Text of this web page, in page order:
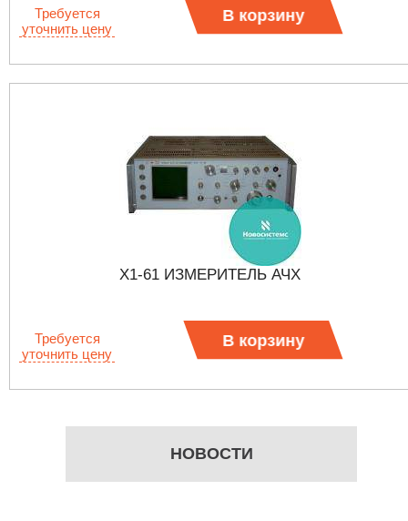
НОВОСТИ
Требуется
уточнить цену
В корзину
Х1-61 ИЗМЕРИТЕЛЬ АЧХ
Требуется
уточнить цену
В корзину